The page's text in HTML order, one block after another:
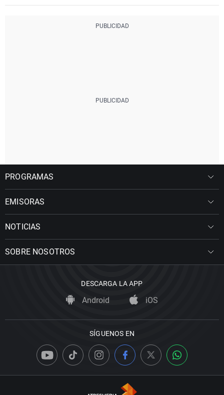
PROGRAMAS
EMISORAS
NOTICIAS
SOBRE NOSOTROS
DESCARGA LA APP
Android iOS
SÍGUENOS EN